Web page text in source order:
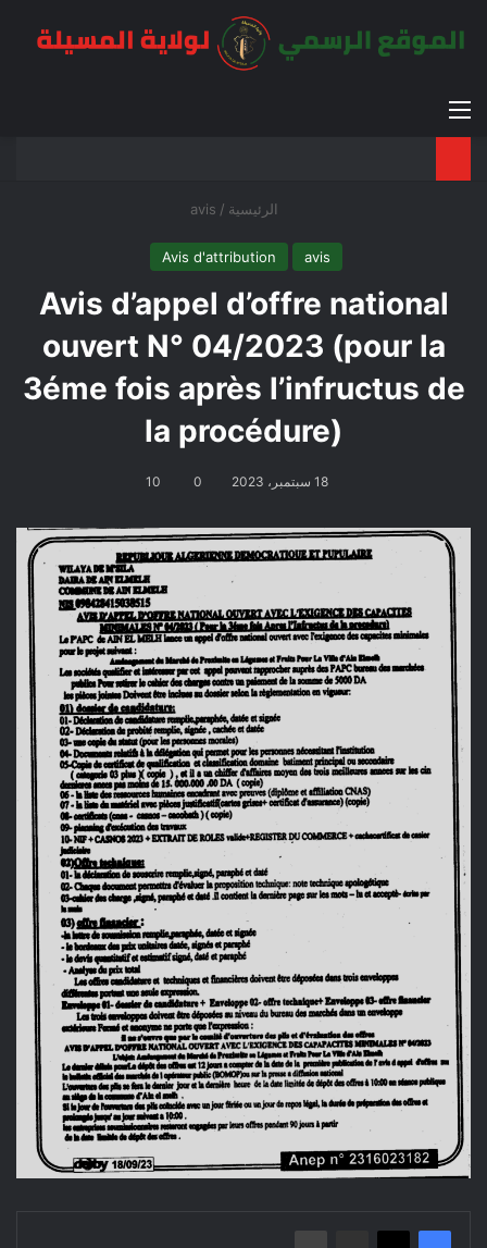
القائمة
الرئيسية /
avis
avis
Avis d'attribution
Avis d’appel d’offre national
ouvert N° 04/2023 (pour la
3éme fois après l’infructus de
la procédure)
18 سبتمبر، 2023 0
10